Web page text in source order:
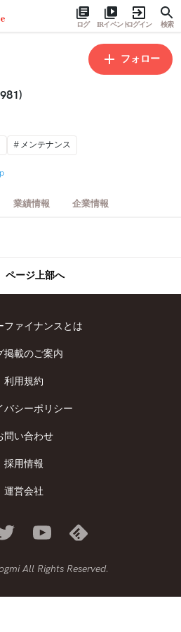
ログ IRイベントログイン 検索
フォロー
メンテナンス
業績情報 企業情報
ページ上部へ
ファイナンスとは
掲載のご案内
利用規約
バシーポリシー
問い合わせ
採用情報
運営会社
All Rights Reserved.